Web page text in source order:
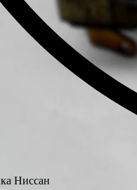
Ниссан